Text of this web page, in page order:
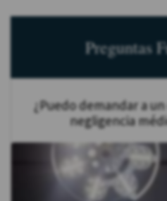
Preguntas
¿Puedo demandar a
negligencia